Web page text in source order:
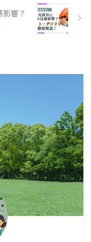
響？